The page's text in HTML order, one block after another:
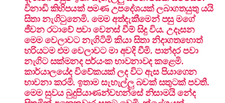
විනාඩි කිහිපයක් පමණ උපදේශයක් ලබාගතයුතු යයි
සිතා නැගිටුනෙමි. මෙම අත්දැකීමෙන් පසු මගේ
ජීවන රටාවේ පවා වෙනස් වීම් සිදු විය. උදෑසන
මෙම වෙලාවට නැගිටිමි කියා සිතා නිදාගතහොත්
හරියටම එම වෙලාවට මා අවදි වීමි. පාන්දර පවා
නැගිට සක්මනද පර්යංක භාවනාවද ක‌ළෙමි.
කාර්යාලයේද විවේකයක් ලද විට ඇස පියාගෙන
භාවනා කරමි. ඉතාම සැහැල්ලු බවක් සතුටක් පවතී.
මෙම සුවය බුදුපියාණන්වහන්සේ නිසාමයි නේද